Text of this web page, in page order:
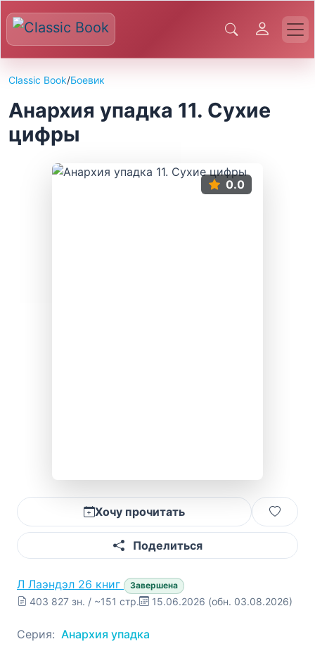
Classic Book/Боевик
Анархия упадка 11. Сухие
цифры
0.0
Хочу прочитать
Поделиться
Л Лаэндэл 26 книг Завершена
403 827 зн. / ~151 стр. 15.06.2026 (обн. 03.08.2026)
Серия: Анархия упадка